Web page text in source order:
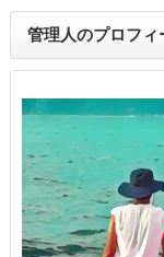
管理人のプロフィ